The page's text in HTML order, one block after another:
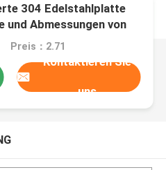
304 Edelstahlplatte
Abmessungen von
Preis：2.71
Kontaktieren Sie
uns